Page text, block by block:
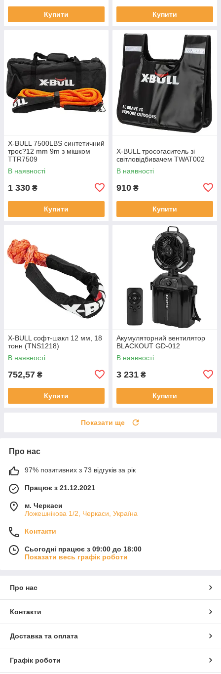
Купити Купити
X-BULL 7500LBS синтетичний
трос?12 mm 9m з мішком
TTR7509
В наявності
1 330 ₴
Купити
X-BULL тросогаситель зі
світловідбивачем TWAT002
В наявності
910 ₴
Купити
X-BULL софт-шакл 12 мм, 18
тонн (TNS1218)
В наявності
752,57 ₴
Купити
Акумуляторний вентилятор
BLACKOUT GD-012
В наявності
3 231 ₴
Купити
Показати ще
Про нас
97% позитивних з 73 відгуків за рік
Працює з 21.12.2021
м. Черкаси
Ложешнікова 1/2, Черкаси, Україна
Контакти
Сьогодні працює з 09:00 до 18:00
Показати весь графік роботи
Про нас
Контакти
Доставка та оплата
Графік роботи